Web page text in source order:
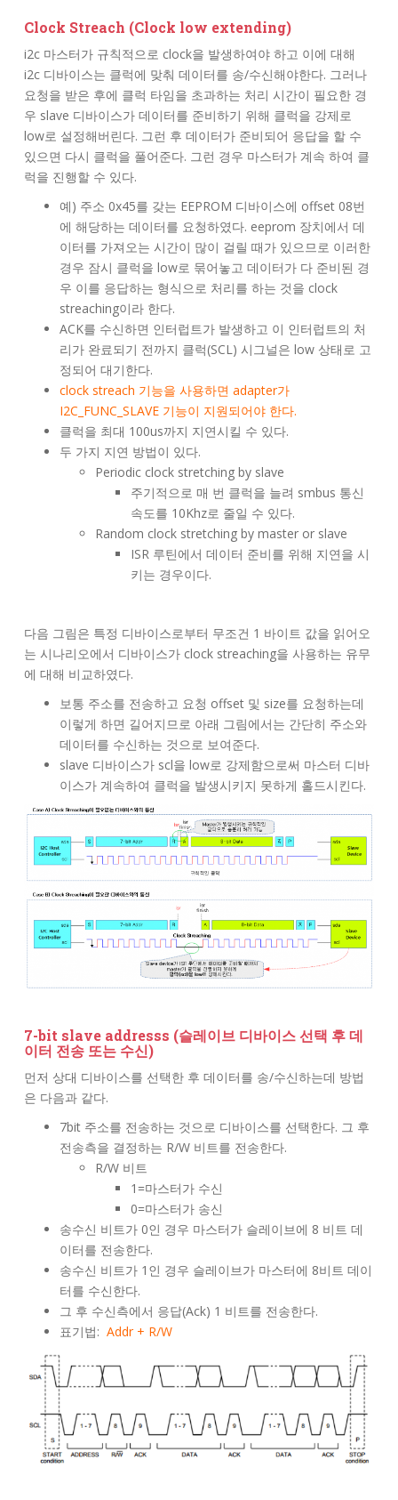
Clock Streach (Clock low extending)
i2c 마스터가 규칙적으로 clock을 발생하여야 하고 이에 대해
i2c 디바이스는 클럭에 맞춰 데이터를 송/수신해야한다. 그러나
요청을 받은 후에 클럭 타임을 초과하는 처리 시간이 필요한 경
우 slave 디바이스가 데이터를 준비하기 위해 클럭을 강제로
low로 설정해버린다. 그런 후 데이터가 준비되어 응답을 할 수
있으면 다시 클럭을 풀어준다. 그런 경우 마스터가 계속 하여 클
럭을 진행할 수 있다.
예) 주소 0x45를 갖는 EEPROM 디바이스에 offset 08번
에 해당하는 데이터를 요청하였다. eeprom 장치에서 데
이터를 가져오는 시간이 많이 걸릴 때가 있으므로 이러한
경우 잠시 클럭을 low로 묶어놓고 데이터가 다 준비된 경
우 이를 응답하는 형식으로 처리를 하는 것을 clock
streaching이라 한다.
ACK를 수신하면 인터럽트가 발생하고 이 인터럽트의 처
리가 완료되기 전까지 클럭(SCL) 시그널은 low 상태로 고
정되어 대기한다.
clock streach 기능을 사용하면 adapter가
I2C_FUNC_SLAVE 기능이 지원되어야 한다.
클럭을 최대 100us까지 지연시킬 수 있다.
두 가지 지연 방법이 있다.
Periodic clock stretching by slave
주기적으로 매 번 클럭을 늘려 smbus 통신
속도를 10Khz로 줄일 수 있다.
Random clock stretching by master or slave
ISR 루틴에서 데이터 준비를 위해 지연을 시
키는 경우이다.
다음 그림은 특정 디바이스로부터 무조건 1 바이트 값을 읽어오
는 시나리오에서 디바이스가 clock streaching을 사용하는 유무
에 대해 비교하였다.
보통 주소를 전송하고 요청 offset 및 size를 요청하는데
이렇게 하면 길어지므로 아래 그림에서는 간단히 주소와
데이터를 수신하는 것으로 보여준다.
slave 디바이스가 scl을 low로 강제함으로써 마스터 디바
이스가 계속하여 클럭을 발생시키지 못하게 홀드시킨다.
7-bit slave addresss (슬레이브 디바이스 선택 후 데
이터 전송 또는 수신)
먼저 상대 디바이스를 선택한 후 데이터를 송/수신하는데 방법
은 다음과 같다.
7bit 주소를 전송하는 것으로 디바이스를 선택한다. 그 후
전송측을 결정하는 R/W 비트를 전송한다.
R/W 비트
1=마스터가 수신
0=마스터가 송신
송수신 비트가 0인 경우 마스터가 슬레이브에 8 비트 데
이터를 전송한다.
송수신 비트가 1인 경우 슬레이브가 마스터에 8비트 데이
터를 수신한다.
그 후 수신측에서 응답(Ack) 1 비트를 전송한다.
표기법: Addr + R/W